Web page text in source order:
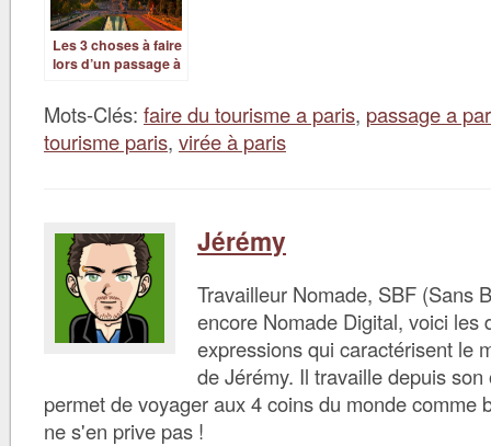
Les 3 choses à faire
lors d’un passage à
Mots-Clés: faire du tourisme a paris, passage a
tourisme paris, virée à paris
Jérémy
Travailleur Nomade, SBF (Sans
encore Nomade Digital, voici les
expressions qui caractérisent le
de Jérémy. Il travaille depuis
permet de voyager aux 4 coins du monde comme
ne s'en prive pas !